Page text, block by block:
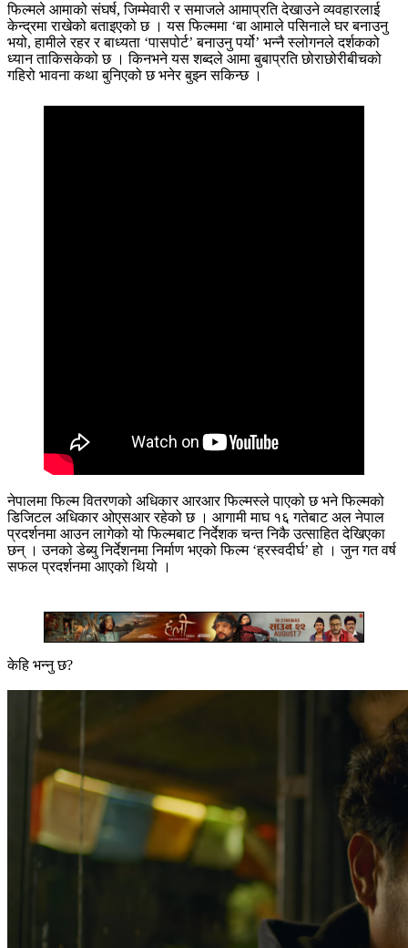
फिल्मले आमाको संघर्ष, जिम्मेवारी र समाजले आमाप्रति देखाउने व्यवहारलाई
केन्द्रमा राखेको बताइएको छ । यस फिल्ममा ‘बा आमाले पसिनाले घर बनाउनु
भयो, हामीले रहर र बाध्यता ‘पासपोर्ट’ बनाउनु पर्यो’ भन्नै स्लोगनले दर्शकको
ध्यान ताकिसकेको छ । किनभने यस शब्दले आमा बुबाप्रति छोराछोरीबीचको
गहिरो भावना कथा बुनिएको छ भनेर बुझ्न सकिन्छ ।
नेपालमा फिल्म वितरणको अधिकार आरआर फिल्मस्ले पाएको छ भने फिल्मको
डिजिटल अधिकार ओएसआर रहेको छ । आगामी माघ १६ गतेबाट अल नेपाल
प्रदर्शनमा आउन लागेको यो फिल्मबाट निर्देशक चन्त निकै उत्साहित देखिएका
छन् । उनको डेब्यु निर्देशनमा निर्माण भएको फिल्म ‘ह्रस्वदीर्घ’ हो । जुन गत वर्ष
सफल प्रदर्शनमा आएको थियो ।
केहि भन्नु छ?